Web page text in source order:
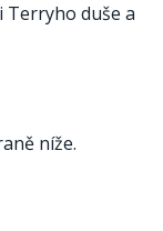
Terryho duše a
níže.